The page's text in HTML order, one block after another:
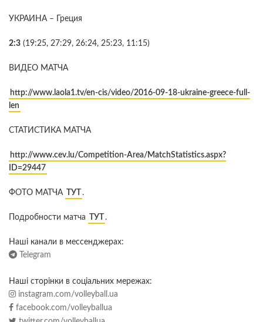
УКРАИНА – Греция
2:3 (19:25, 27:29, 26:24, 25:23, 11:15)
ВИДЕО МАТЧА
http://www.laola1.tv/en-cis/video/2016-09-18-ukraine-greece-full-
len
СТАТИСТИКА МАТЧА
http://www.cev.lu/Competition-Area/MatchStatistics.aspx?
ID=29447
ФОТО МАТЧА ТУТ .
Подробности матча ТУТ .
Наші канали в мессенджерах:
Telegram
Наші сторінки в соціальних мережах:
instagram.com/volleyball.ua
facebook.com/volleyballua